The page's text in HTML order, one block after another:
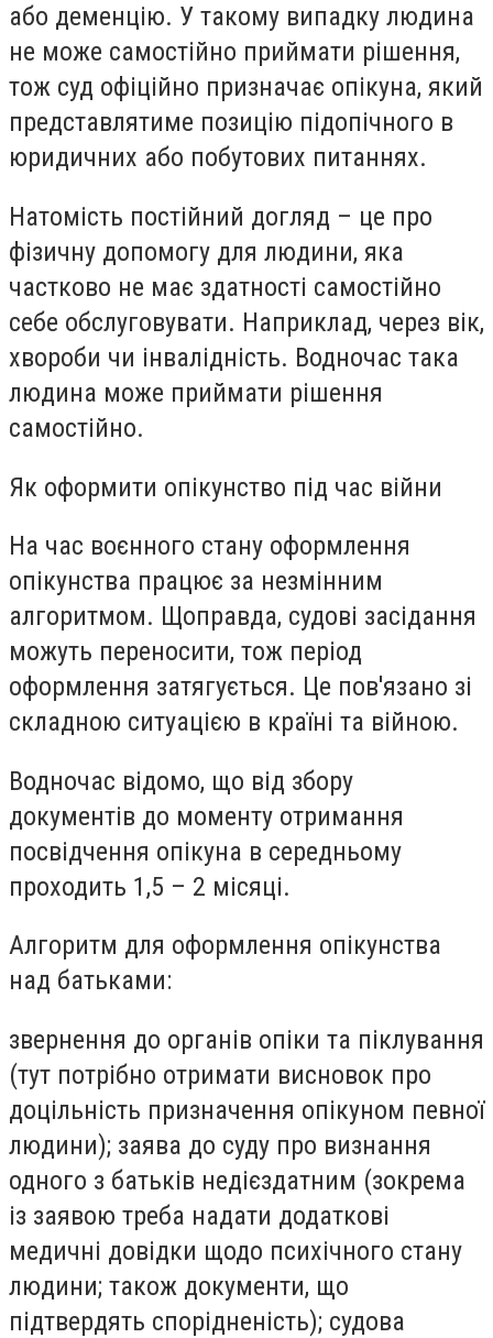
або деменцію. У такому випадку людина
не може самостійно приймати рішення,
тож суд офіційно призначає опікуна, який
представлятиме позицію підопічного в
юридичних або побутових питаннях.
Натомість постійний догляд – це про
фізичну допомогу для людини, яка
частково не має здатності самостійно
себе обслуговувати. Наприклад, через вік,
хвороби чи інвалідність. Водночас така
людина може приймати рішення
самостійно.
Як оформити опікунство під час війни
На час воєнного стану оформлення
опікунства працює за незмінним
алгоритмом. Щоправда, судові засідання
можуть переносити, тож період
оформлення затягується. Це пов'язано зі
складною ситуацією в країні та війною.
Водночас відомо, що від збору
документів до моменту отримання
посвідчення опікуна в середньому
проходить 1,5 – 2 місяці.
Алгоритм для оформлення опікунства
над батьками:
звернення до органів опіки та піклування
(тут потрібно отримати висновок про
доцільність призначення опікуном певної
людини); заява до суду про визнання
одного з батьків недієздатним (зокрема
із заявою треба надати додаткові
медичні довідки щодо психічного стану
людини; також документи, що
підтвердять спорідненість); судова